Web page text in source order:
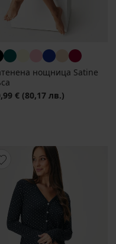
нощница Satinе
€ (80,17 лв.)